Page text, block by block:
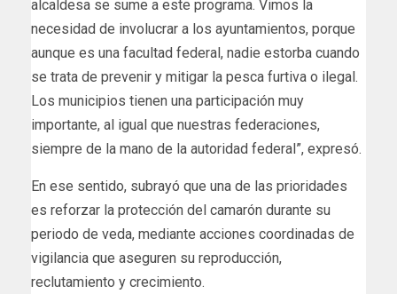
alcaldesa se sume a este programa. Vimos la
necesidad de involucrar a los ayuntamientos, porque
aunque es una facultad federal, nadie estorba cuando
se trata de prevenir y mitigar la pesca furtiva o ilegal.
Los municipios tienen una participación muy
importante, al igual que nuestras federaciones,
siempre de la mano de la autoridad federal”, expresó.
En ese sentido, subrayó que una de las prioridades
es reforzar la protección del camarón durante su
periodo de veda, mediante acciones coordinadas de
vigilancia que aseguren su reproducción,
reclutamiento y crecimiento.